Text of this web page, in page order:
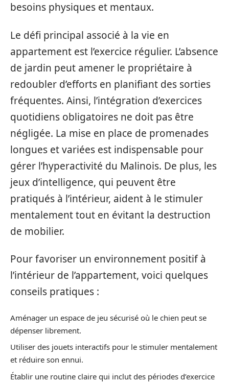
besoins physiques et mentaux.
Le défi principal associé à la vie en
appartement est l’exercice régulier. L’absence
de jardin peut amener le propriétaire à
redoubler d’efforts en planifiant des sorties
fréquentes. Ainsi, l’intégration d’exercices
quotidiens obligatoires ne doit pas être
négligée. La mise en place de promenades
longues et variées est indispensable pour
gérer l’hyperactivité du Malinois. De plus, les
jeux d’intelligence, qui peuvent être
pratiqués à l’intérieur, aident à le stimuler
mentalement tout en évitant la destruction
de mobilier.
Pour favoriser un environnement positif à
l’intérieur de l’appartement, voici quelques
conseils pratiques :
Aménager un espace de jeu sécurisé où le chien peut se
dépenser librement.
Utiliser des jouets interactifs pour le stimuler mentalement
et réduire son ennui.
Établir une routine claire qui inclut des périodes d’exercice